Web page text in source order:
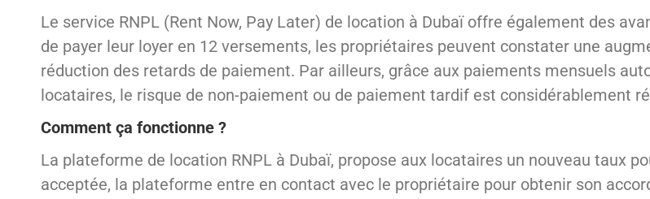
Le service RNPL (Rent Now, Pay Later) de location à Dubaï offre également des
de payer leur loyer en 12 versements, les propriétaires peuvent constater une
réduction des retards de paiement. Par ailleurs, grâce aux paiements mensuels
locataires, le risque de non-paiement ou de paiement tardif est considérablement
Comment ça fonctionne ?
La plateforme de location RNPL à Dubaï, propose aux locataires un nouveau taux
acceptée, la plateforme entre en contact avec le propriétaire pour obtenir son